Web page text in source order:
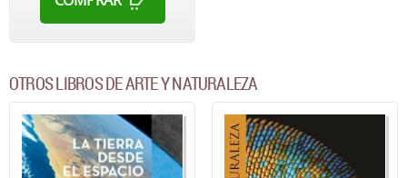
OTROS LIBROS DE ARTE Y NATURALEZA